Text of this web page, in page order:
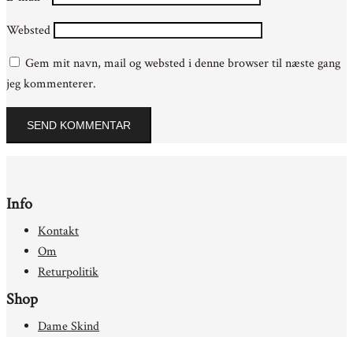
Websted
Gem mit navn, mail og websted i denne browser til næste gang
jeg kommenterer.
Info
Kontakt
Om
Returpolitik
Shop
Dame Skind